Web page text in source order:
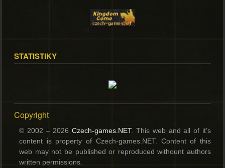
STATISTIKY
Copyright
© 2002 – 2026Czech-games.NET. This web and all of it’s
content is property of Czech-games.NET. Content of this
web may not be published or reproduced withount authors
written permissions.